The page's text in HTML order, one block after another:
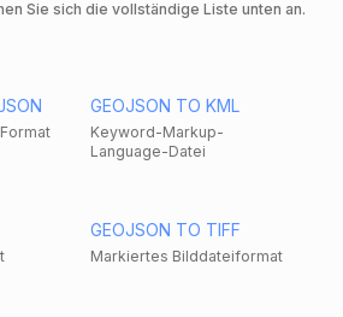
Sie sich die vollständige Liste unten an.
GEOJSON TO KML
Keyword-Markup-
Language-Datei
GEOJSON TO TIFF
Markiertes Bilddateiformat